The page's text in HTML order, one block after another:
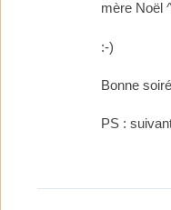
mère Noël
:-)
Bonne
PS :